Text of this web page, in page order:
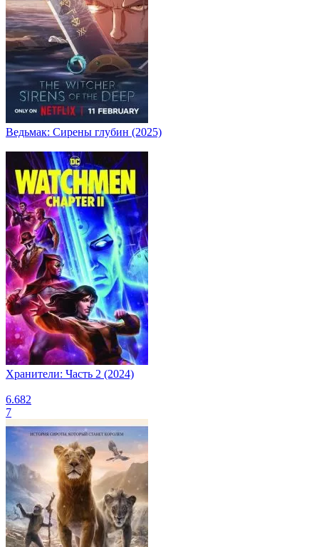
Ведьмак: Сирены глубин (2025)
Хранители: Часть 2 (2024)
6.682
7